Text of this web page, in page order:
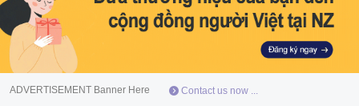
ADVERTISEMENT Banner Here Contact us now ...